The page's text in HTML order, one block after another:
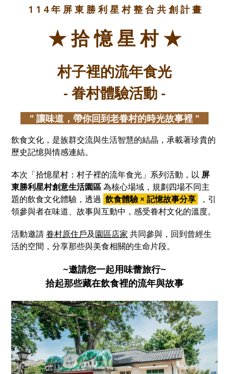
1 1 4 年 屏 東 勝 利 星 村 整 合 共 創 計 畫
★ 拾 憶 星 村 ★
村子裡的流年食光
- 眷村體驗活動 -
" 讓味道，帶你回到老眷村的時光故事裡 "
飲食文化，是族群交流與生活智慧的結晶，承載著珍貴的
歷史記憶與情感連結。
本次「拾憶星村：村子裡的流年食光」系列活動，以 屏
東勝利星村創意生活園區為核心場域，規劃四場不同主
題的飲食文化體驗，透過 飲食體驗 × 記憶故事分享
，引
領參與者在味道、故事與互動中，感受眷村文化的溫度。
活動邀請眷村原住戶及園區店家 共同參與，回到曾經生
活的空間，分享那些與美食相關的生命片段。
~邀請您一起用味蕾旅行~
拾起那些藏在飲食裡的流年與故事